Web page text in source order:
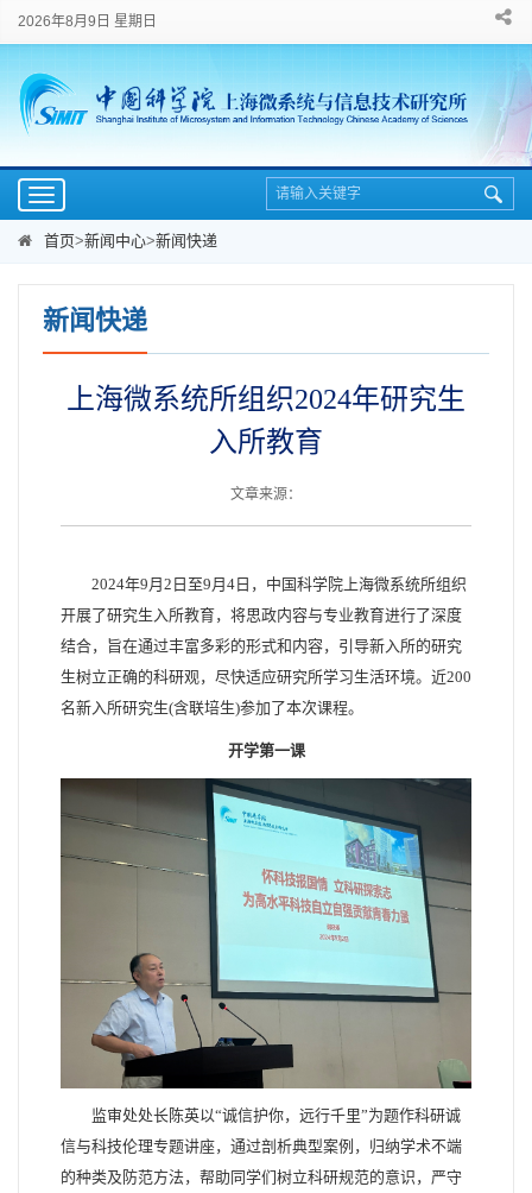
2026年8月9日 星期日
Toggle
navigation
首页>新闻中心>新闻快递
新闻快递
上海微系统所组织2024年研究生
入所教育
文章来源：
2024年9月2日至9月4日，中国科学院上海微系统所组织
开展了研究生入所教育，将思政内容与专业教育进行了深度
结合，旨在通过丰富多彩的形式和内容，引导新入所的研究
生树立正确的科研观，尽快适应研究所学习生活环境。近200
名新入所研究生(含联培生)参加了本次课程。
开学第一课
监审处处长陈英以“诚信护你，远行千里”为题作科研诚
信与科技伦理专题讲座，通过剖析典型案例，归纳学术不端
的种类及防范方法，帮助同学们树立科研规范的意识，严守